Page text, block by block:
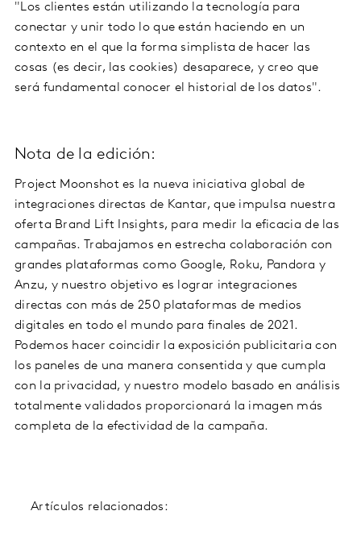
"Los clientes están utilizando la tecnología para
conectar y unir todo lo que están haciendo en un
contexto en el que la forma simplista de hacer las
cosas (es decir, las cookies) desaparece, y creo que
será fundamental conocer el historial de los datos".
Nota de la edición:
Project Moonshot es la nueva iniciativa global de
integraciones directas de Kantar, que impulsa nuestra
oferta Brand Lift Insights, para medir la eficacia de las
campañas. Trabajamos en estrecha colaboración con
grandes plataformas como Google, Roku, Pandora y
Anzu, y nuestro objetivo es lograr integraciones
directas con más de 250 plataformas de medios
digitales en todo el mundo para finales de 2021.
Podemos hacer coincidir la exposición publicitaria con
los paneles de una manera consentida y que cumpla
con la privacidad, y nuestro modelo basado en análisis
totalmente validados proporcionará la imagen más
completa de la efectividad de la campaña.
Artículos relacionados: